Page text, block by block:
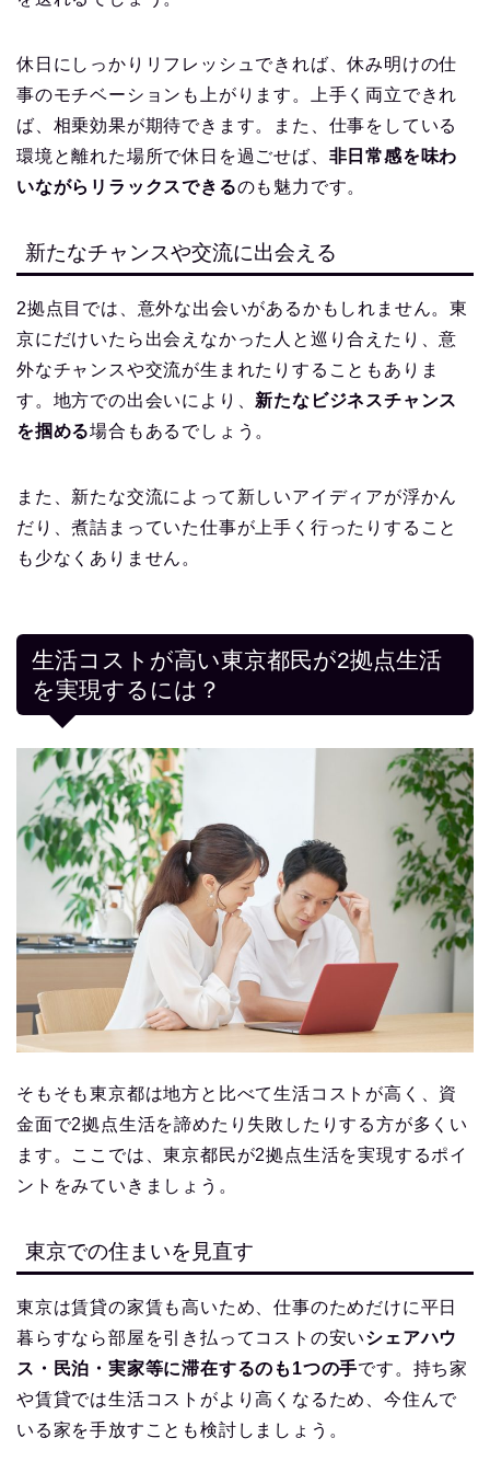
休日にしっかりリフレッシュできれば、休み明けの仕
事のモチベーションも上がります。上手く両立できれ
ば、相乗効果が期待できます。また、仕事をしている
環境と離れた場所で休日を過ごせば、 非日常感を味わ
いながらリラックスできるのも魅力です。
新たなチャンスや交流に出会える
2拠点目では、意外な出会いがあるかもしれません。東
京にだけいたら出会えなかった人と巡り合えたり、意
外なチャンスや交流が生まれたりすることもありま
す。地方での出会いにより、 新たなビジネスチャンス
を掴める場合もあるでしょう。
また、新たな交流によって新しいアイディアが浮かん
だり、煮詰まっていた仕事が上手く行ったりすること
も少なくありません。
生活コストが高い東京都民が2拠点生活
を実現するには？
そもそも東京都は地方と比べて生活コストが高く、資
金面で2拠点生活を諦めたり失敗したりする方が多くい
ます。ここでは、東京都民が2拠点生活を実現するポイ
ントをみていきましょう。
東京での住まいを見直す
東京は賃貸の家賃も高いため、仕事のためだけに平日
暮らすなら部屋を引き払ってコストの安いシェアハウ
ス・民泊・実家等に滞在するのも1つの手です。持ち家
や賃貸では生活コストがより高くなるため、今住んで
いる家を手放すことも検討しましょう。